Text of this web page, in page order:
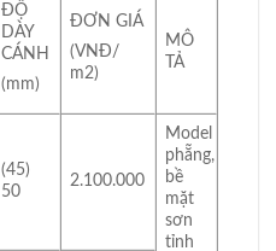
ĐỘ
DÀY
CÁNH
(mm)
ĐƠN GIÁ
(VNĐ/
m2)
MÔ
TẢ
(45)
50
2.100.000
Model
phẵng,
bề
mặt
sơn
tỉnh